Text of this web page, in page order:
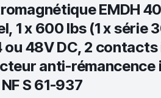
EMDH
1 x 600 lbs (1 x série
ou 48V DC, 2
anti-rémancence
S 61-937